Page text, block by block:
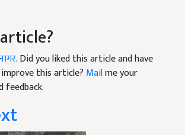
. Did you liked this article and have
this article? Mailme your
feedback.